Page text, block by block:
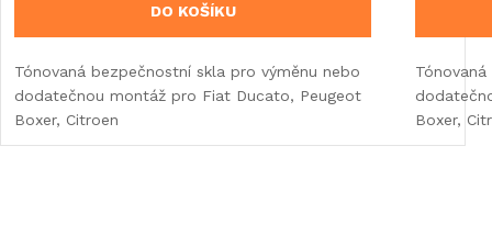
DO KOŠÍKU
Tónovaná bezpečnostní skla pro výměnu nebo
dodatečnou montáž pro Fiat Ducato, Peugeot
Boxer, Citroen
Boxer,